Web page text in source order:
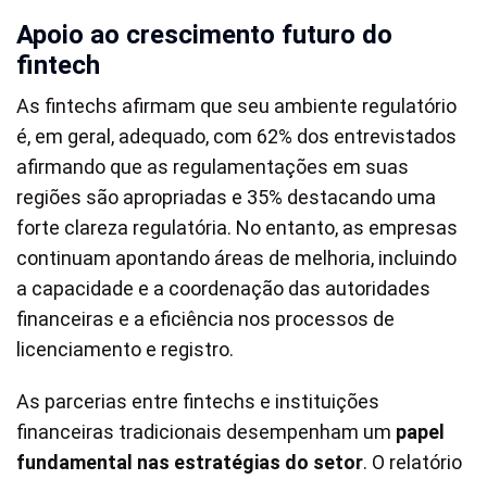
Apoio ao crescimento futuro do
fintech
As fintechs afirmam que seu ambiente regulatório
é, em geral, adequado, com 62% dos entrevistados
afirmando que as regulamentações em suas
regiões são apropriadas e 35% destacando uma
forte clareza regulatória. No entanto, as empresas
continuam apontando áreas de melhoria, incluindo
a capacidade e a coordenação das autoridades
financeiras e a eficiência nos processos de
licenciamento e registro.
As parcerias entre fintechs e instituições
financeiras tradicionais desempenham um papel
fundamental nas estratégias do setor. O relatório